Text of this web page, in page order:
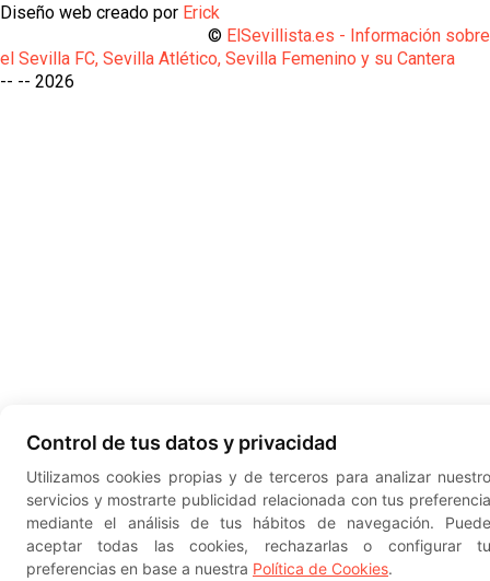
Diseño web creado por Erick
© ElSevillista.es - Información sobre
el Sevilla FC, Sevilla Atlético, Sevilla Femenino y su Cantera
-- --
Control de tus datos y privacidad
Utilizamos cookies propias y de terceros para analizar
servicios y mostrarte publicidad relacionada con tus
mediante el análisis de tus hábitos de navegación.
aceptar todas las cookies, rechazarlas o configurar
preferencias en base a nuestra Política de Cookies.
2026